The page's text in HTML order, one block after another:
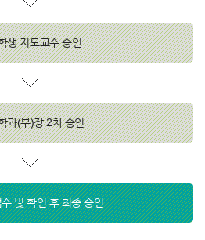
생 지도교수 승인
과(부)장 2차 승인
수 및 확인 후 최종 승인